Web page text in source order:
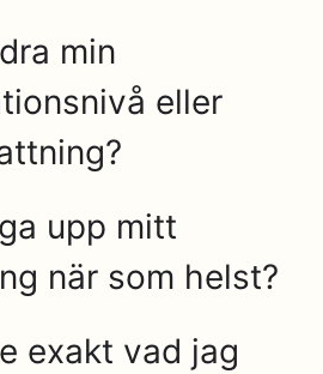
min
eller
upp mitt
när som helst?
exakt vad jag